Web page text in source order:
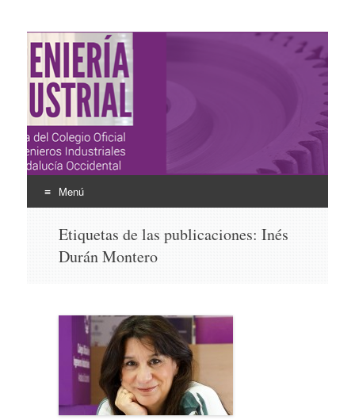
Ingeniería Industrial
Revista del Colegio Oficial de Ingenieros Industriales de
Andalucía Occidental
Menú
contenido
Etiquetas de las publicaciones: Inés
Durán Montero